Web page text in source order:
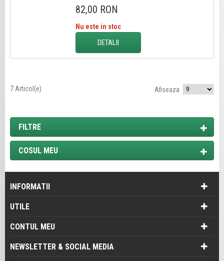
82,00 RON
Nu este in stoc
DETALII
7 Articol(e) Afiseaza
FILTRE
COSUL MEU
INFORMATII
UTILE
CONTUL MEU
NEWSLETTER & SOCIAL MEDIA